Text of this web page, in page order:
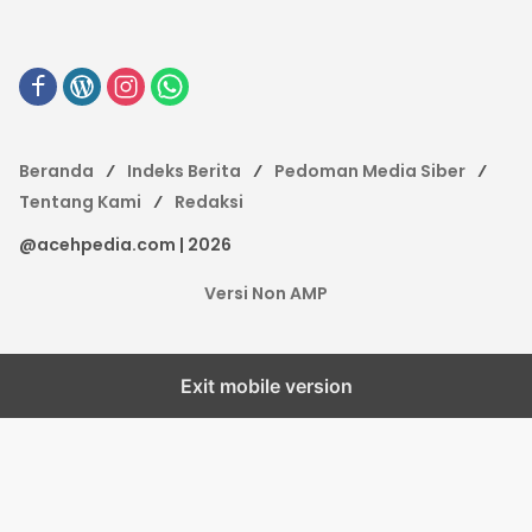
Beranda Indeks Berita
Pedoman Media Siber
Tentang Kami
Redaksi
@acehpedia.com | 2026
Versi Non AMP
Exit mobile version